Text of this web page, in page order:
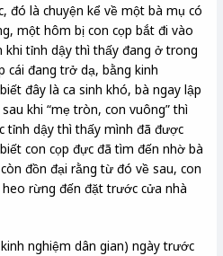
đó là chuyện kể về một bà mụ có
một hôm bị con cọp bắt đi vào
tỉnh dậy thì thấy đang ở trong
cái đang trở dạ, bằng kinh
đây là ca sinh khó, bà ngay lập
khi “mẹ tròn, con vuông” thì
tỉnh dậy thì thấy mình đã được
con cọp đực đã tìm đến nhờ bà
đồn đại rằng từ đó về sau, con
rừng đến đặt trước cửa nhà
nghiệm dân gian) ngày trước